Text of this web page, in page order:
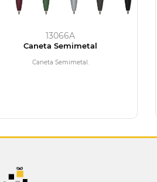
13066A
Caneta Semimetal
Caneta Semimetal.